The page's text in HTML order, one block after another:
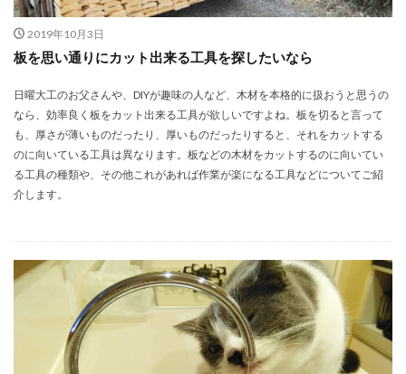
2019年10月3日
板を思い通りにカット出来る工具を探したいなら
日曜大工のお父さんや、DIYが趣味の人など、木材を本格的に扱おうと思うの
なら、効率良く板をカット出来る工具が欲しいですよね。板を切ると言って
も、厚さが薄いものだったり、厚いものだったりすると、それをカットする
のに向いている工具は異なります。板などの木材をカットするのに向いてい
る工具の種類や、その他これがあれば作業が楽になる工具などについてご紹
介します。